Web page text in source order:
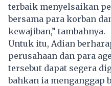
terbaik menyelsaikan
bersama para korban
kewajiban,” tambahnya.
Untuk itu, Adian
perusahaan dan para
tersebut dapat segera
bahkan ia menganggap